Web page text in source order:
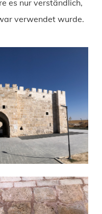
es nur verständlich,
verwendet wurde.